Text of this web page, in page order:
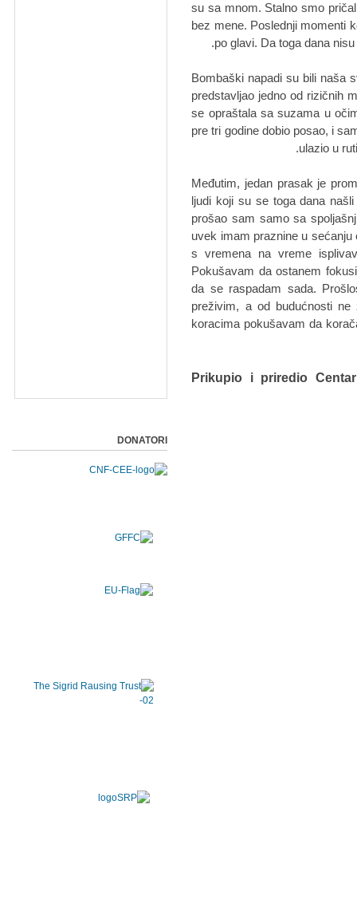
su sa mnom. Stalno smo
bez mene. Poslednji momenti
po glavi. Da toga dana
Bombaški napadi su bili naša
predstavljao jedno od rizičnih
se opraštala sa suzama u
pre tri godine dobio posao, i
ulazio u
Međutim, jedan prasak je
ljudi koji su se toga dana
prošao sam samo sa
uvek imam praznine u
s vremena na vreme
Pokušavam da ostanem
da se raspadam sada.
preživim, a od budućnosti
koracima pokušavam da
Prikupio i priredio
DONATORI